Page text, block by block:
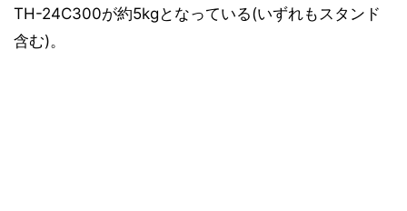
TH-24C300が約5kgとなっている(いずれもスタンド
含む)。